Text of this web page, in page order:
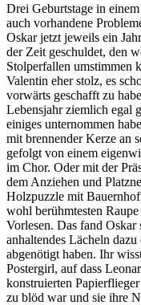
Drei Geburtstage in
auch vorhandene
Oskar jetzt jeweils ein
der Zeit geschuldet, den
Stolperfallen umstimmen
Valentin eher stolz, es
vorwärts geschafft zu
Lebensjahr ziemlich egal
einiges unternommen
mit brennender Kerze an
gefolgt von einem
im Chor. Oder mit der
dem Anziehen und
Holzpuzzle mit
wohl berühmtesten
Vorlesen. Das fand Oskar
anhaltendes Lächeln
abgenötigt haben. Ihr
Postergirl, auf dass
konstruierten
zu blöd war und sie ihre